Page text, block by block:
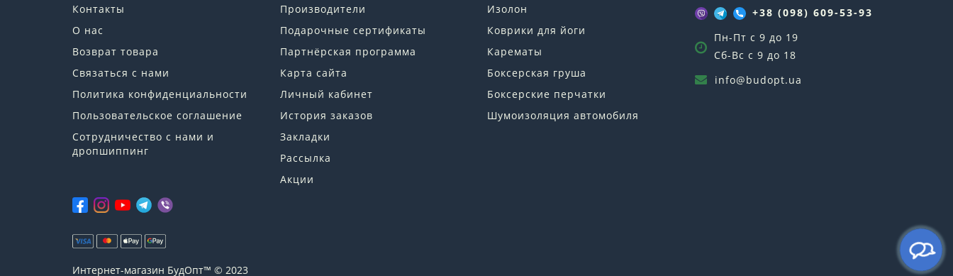
Контакты
О нас
Возврат товара
Связаться с нами
Политика конфиденциальности
Пользовательское соглашение
Сотрудничество с нами и
дропшиппинг
Производители
Подарочные сертификаты
Партнёрская программа
Карта сайта
Личный кабинет
История заказов
Закладки
Рассылка
Акции
Изолон
Коврики для йоги
Карематы
Боксерская груша
Боксерские перчатки
Шумоизоляция автомобиля
+38 (098) 609-53-93
Пн-Пт с 9 до 19
Сб-Вс с 9 до 18
info@budopt.ua
Интернет-магазин БудОпт™ © 2023